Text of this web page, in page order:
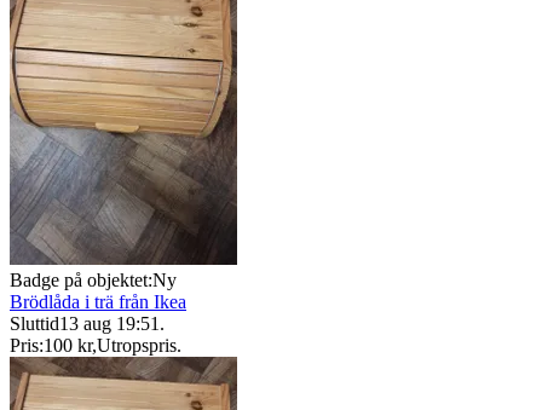
Badge på objektet:Ny
Brödlåda i trä från Ikea
Sluttid13 aug 19:51 .
Pris:100 kr,Utropspris.